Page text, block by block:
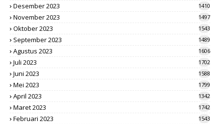
Desember 2023 1410
November 2023 1497
Oktober 2023 1543
September 2023 1489
Agustus 2023 1606
Juli 2023 1702
Juni 2023 1588
Mei 2023 1799
April 2023 1342
Maret 2023 1742
Februari 2023 1543